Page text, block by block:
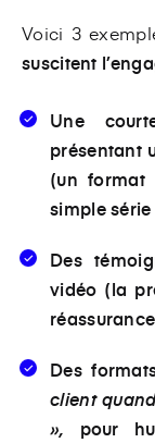
Voici 3
suscitent
Une
présentant
(un format
simple
Des
vidéo (la
Des
client
», pour